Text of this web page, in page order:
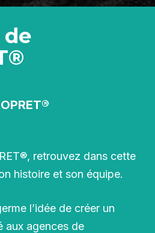
retrouvez dans cette
histoire et son équipe.
l’idée de créer un
aux agences de